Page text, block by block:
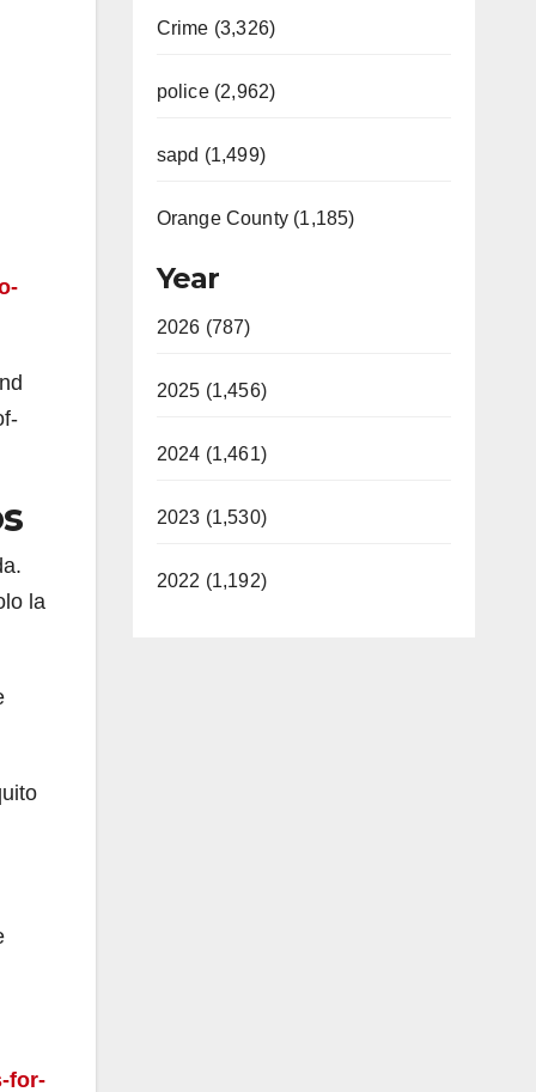
la
for-
Crime (3,326)
police (2,962)
sapd (1,499)
Orange County (1,185)
Year
2026 (787)
2025 (1,456)
2024 (1,461)
2023 (1,530)
2022 (1,192)